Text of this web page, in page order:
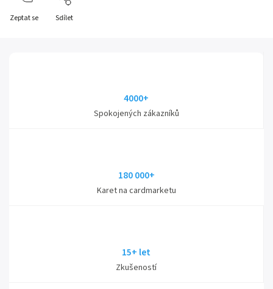
Zeptat se Sdílet
4000+
Spokojených zákazníků
180 000+
Karet na cardmarketu
15+ let
Zkušeností